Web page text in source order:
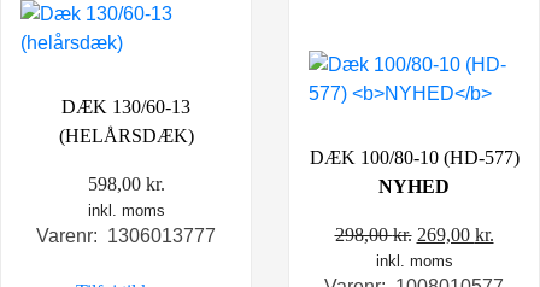
DÆK 130/60-13
(HELÅRSDÆK)
598,00 kr.
inkl. moms
Varenr: 1306013777
DÆK 100/80-10 (HD-577)
NYHED
298,00kr. Den
oprindelige
269,00 kr.
inkl. moms